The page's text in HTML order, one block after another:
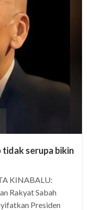
tidak serupa bikin
KINABALU:
Rakyat Sabah
Presiden